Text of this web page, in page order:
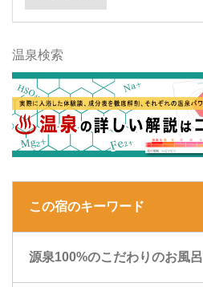
温泉検索
この宿のキーワード
源泉100%のこだわりのお風呂